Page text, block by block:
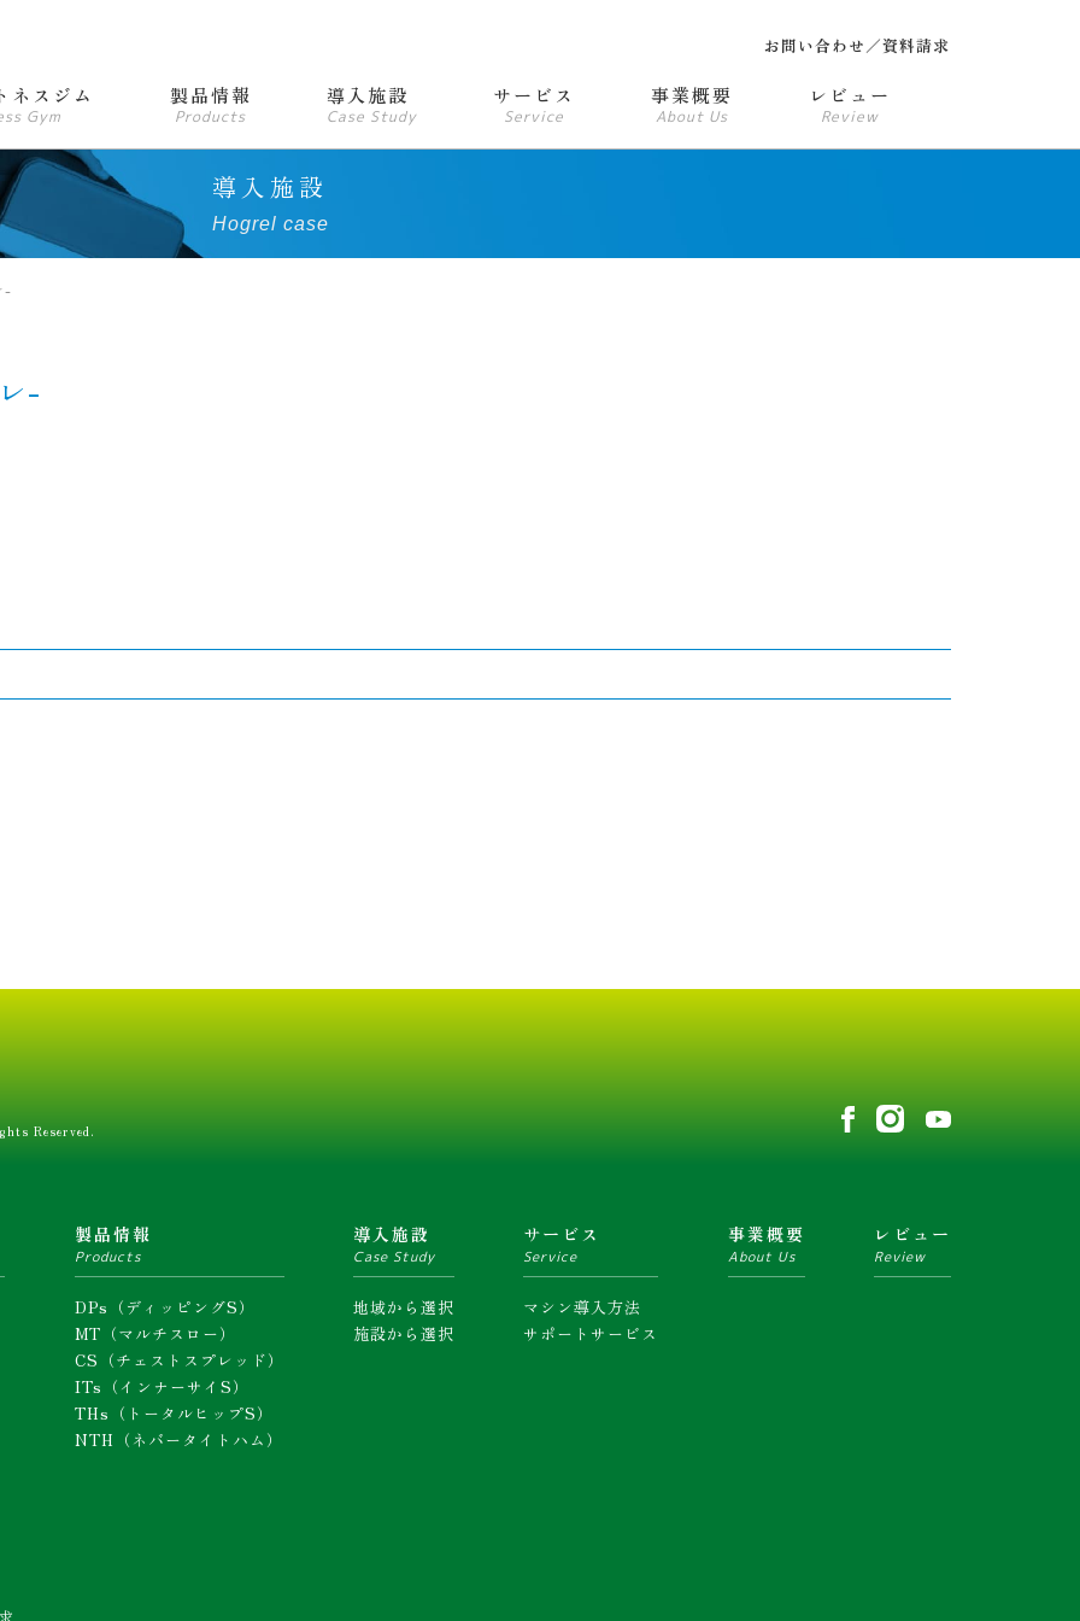
お問い合わせ／資料請求
ネスジム
Gym
製品情報
Products
導入施設
Case Study
サービス
Service
事業概要
About Us
レビュー
Review
導入施設
Hogrel case
-
-
Reserved.
製品情報
Products
DPs（ディッピングS）
MT（マルチスロー）
CS（チェストスプレッド）
ITs（インナーサイS）
THs（トータルヒップS）
NTH（ネバータイトハム）
導入施設
Case Study
地域から選択
施設から選択
サービス
Service
マシン導入方法
サポートサービス
事業概要
About Us
レビュー
Review